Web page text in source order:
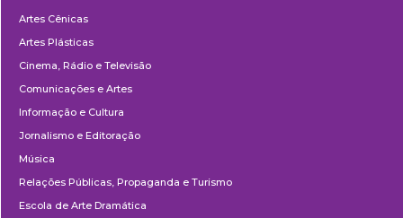
Artes Cênicas
Artes Plásticas
Cinema, Rádio e Televisão
Comunicações e Artes
Informação e Cultura
Jornalismo e Editoração
Música
Relações Públicas, Propaganda e Turismo
Escola de Arte Dramática